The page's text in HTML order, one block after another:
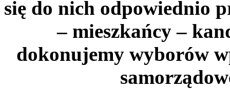
się do nich odpowiednio
– mieszkańcy –
dokonujemy wyborów